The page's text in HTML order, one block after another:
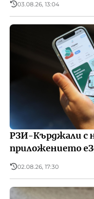
03.08.26, 13:04
РЗИ-Кърджали с
приложението
02.08.26, 17:30